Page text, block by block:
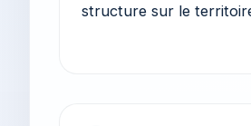
structure sur le